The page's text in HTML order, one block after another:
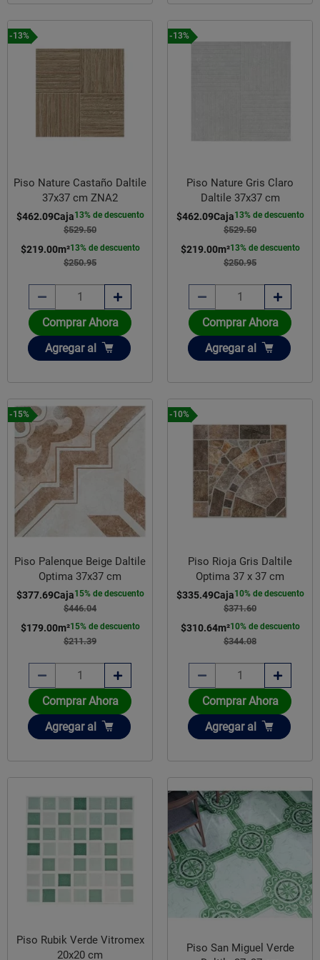
-13%
Piso Nature Castaño Daltile
37x37 cm ZNA2
$529.50
$462.09Caja13% de descuento
$250.95
$219.00m²13% de descuento
Comprar Ahora
Añadir
Agregar al
-13%
Piso Nature Gris Claro
Daltile 37x37 cm
$529.50
$462.09Caja13% de descuento
$250.95
$219.00m²13% de descuento
Comprar Ahora
Añadir
Agregar al
-15%
Piso Palenque Beige Daltile
Optima 37x37 cm
$446.04
$377.69Caja15% de descuento
$211.39
$179.00m²15% de descuento
Comprar Ahora
Añadir
Agregar al
-10%
Piso Rioja Gris Daltile
Optima 37 x 37 cm
$371.60
$335.49Caja10% de descuento
$344.08
$310.64m²10% de descuento
Comprar Ahora
Añadir
Agregar al
Piso Rubik Verde Vitromex
20x20 cm
Piso San Miguel Verde